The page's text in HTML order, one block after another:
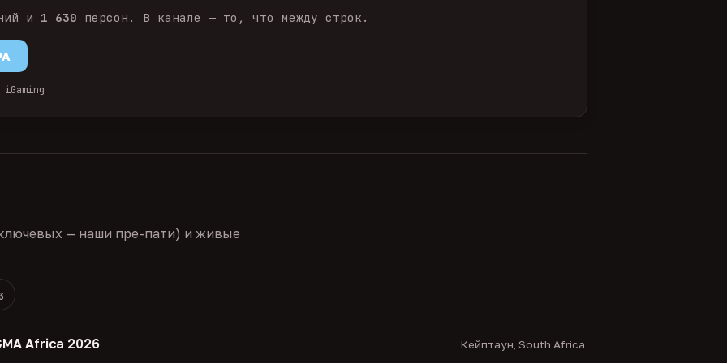
и 1 630 персон. В канале — то, что между строк.
— наши пре-пати) и живые
Africa 2026 Кейптаун, South Africa